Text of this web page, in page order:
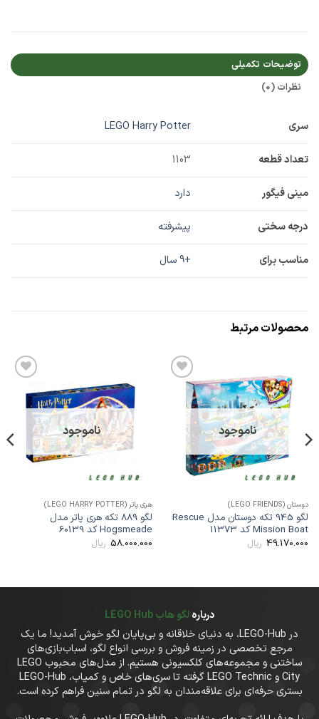
توضیحات تکمیلی
نظرات (0)
سری LEGO Harry Potter
تعداد قطعه 1103
مینی فیگور دارد
درجه سختی پیشرفته
مناسب برای
محصولات مرتبط
افزودن
به
علاقه
مندی
ها
ناموجود
دوستان (LEGO FRIENDS)
لگو 945 تکه دوستان مدل Rescue
Mission Boat کد 11373
49.170.000 ریال
افزودن
علاقه
مندی
ها
ناموجود
هری پاتر (LEGO HARRY POTTER)
لگو 889 تکه هری پاتر مدل
Hogsmeade کد 60139
58.000.000 ریال
دربارهلگو هاب LEGO Hub
در LEGO-Hub، به دنیای خلاقانه و بی‌پایان لگو خوش آمدید! ما یک
مرجع تخصصی در زمینه فروش و بررسی انواع لگو، اسباب‌بازی‌های
ساختنی و مجموعه‌های کلکسیونی هستیم. از مدل‌های محبوب LEGO
City و LEGO Technic گرفته تا سری‌های خاص و کمیاب، LEGO-Hub
بستری حرفه‌ای برای علاقه‌مندان به لگو در تمام سنین فراهم کرده است.